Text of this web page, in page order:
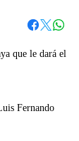
que le dará el
Fernando